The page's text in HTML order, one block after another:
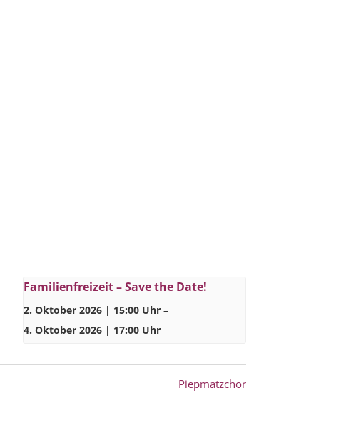
Familienfreizeit – Save the Date!
2. Oktober 2026 | 15:00 Uhr –
4. Oktober 2026 | 17:00 Uhr
Piepmatzchor